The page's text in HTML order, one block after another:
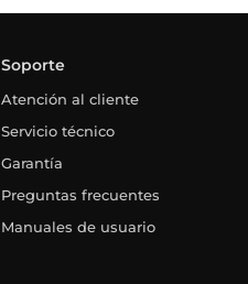
Soporte
Atención al cliente
Servicio técnico
Garantía
Preguntas frecuentes
Manuales de usuario